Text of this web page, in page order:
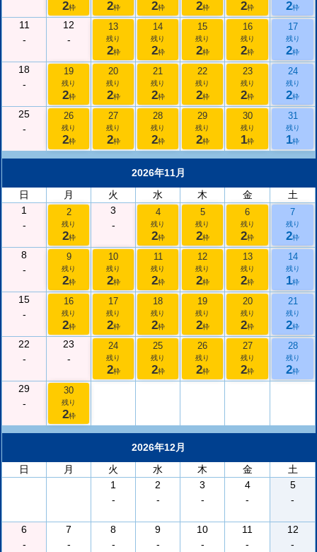
2枠 2枠 2枠 2枠 2枠 2枠
11
-
12
-
13
残り
2枠
14
残り
2枠
15
残り
2枠
16
残り
2枠
17
残り
2枠
18
-
19
残り
2枠
20
残り
2枠
21
残り
2枠
22
残り
2枠
23
残り
2枠
24
残り
2枠
25
-
26
残り
2枠
27
残り
2枠
28
残り
2枠
29
残り
2枠
30
残り
1枠
31
残り
1枠
2026年11月
日
月 火 水 木 金
土
1
-
2
残り
2枠
3
-
4
残り
2枠
5
残り
2枠
6
残り
2枠
7
残り
2枠
8
-
9
残り
2枠
10
残り
2枠
11
残り
2枠
12
残り
2枠
13
残り
2枠
14
残り
1枠
15
-
16
残り
2枠
17
残り
2枠
18
残り
2枠
19
残り
2枠
20
残り
2枠
21
残り
2枠
22
-
23
-
24
残り
2枠
25
残り
2枠
26
残り
2枠
27
残り
2枠
28
残り
2枠
29
-
30
残り
2枠
2026年12月
日
月 火 水 木 金
土
1
-
2
-
3
-
4
-
5
-
6
-
7
-
8
-
9
-
10
-
11
-
12
-